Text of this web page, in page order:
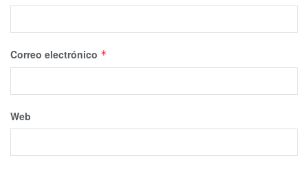
Correo electrónico *
Web